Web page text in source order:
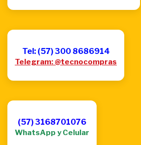
Tel: (57) 300 8686914
Telegram: @tecnocompras
(57) 3168701076
WhatsApp y Celular